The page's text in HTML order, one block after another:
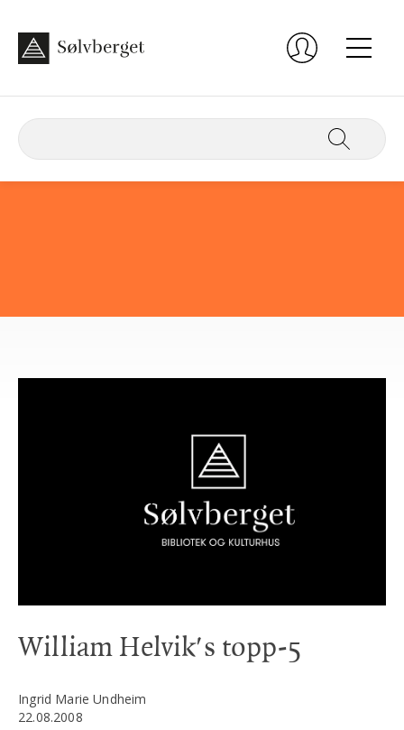
William Helvik's topp-5
Ingrid Marie Undheim
22.08.2008